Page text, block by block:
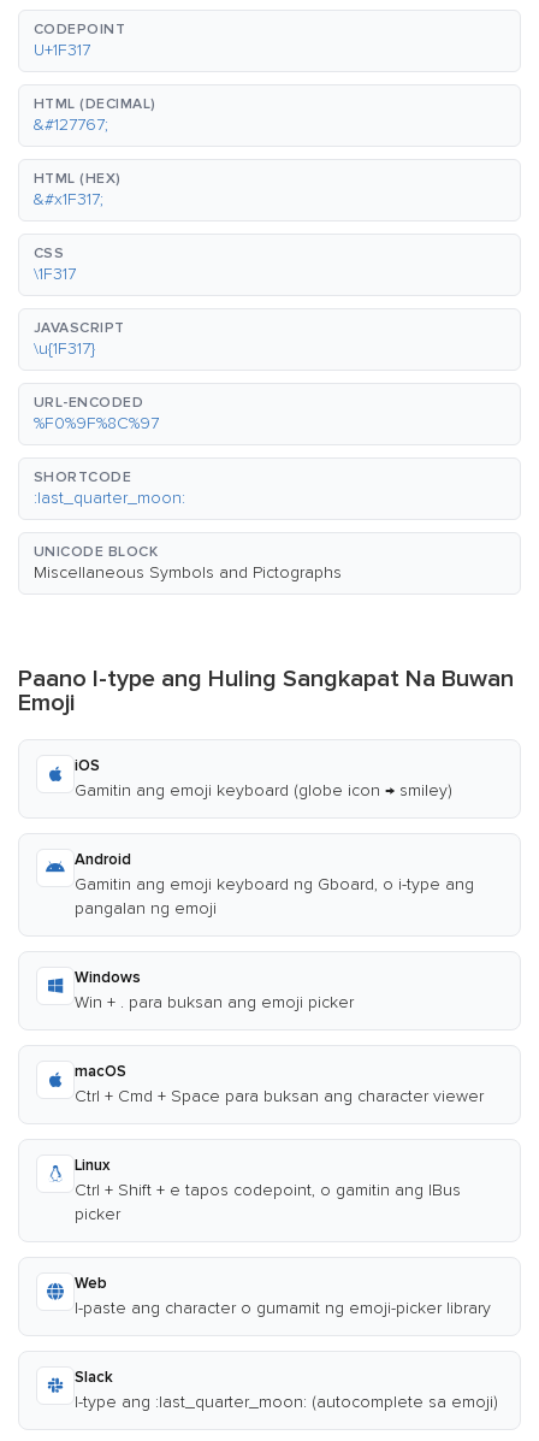
CODEPOINT
U+1F317
HTML (DECIMAL)
&#127767;
HTML (HEX)
&#x1F317;
CSS
\1F317
JAVASCRIPT
\u{1F317}
URL-ENCODED
%F0%9F%8C%97
SHORTCODE
:last_quarter_moon:
UNICODE BLOCK
Miscellaneous Symbols and Pictographs
Paano I-type ang Huling Sangkapat Na Buwan
Emoji
iOS
Gamitin ang emoji keyboard (globe icon → smiley)
Android
Gamitin ang emoji keyboard ng Gboard, o i-type ang
pangalan ng emoji
Windows
Win + . para buksan ang emoji picker
macOS
Ctrl + Cmd + Space para buksan ang character viewer
Linux
Ctrl + Shift + e tapos codepoint, o gamitin ang IBus
picker
Web
I-paste ang character o gumamit ng emoji-picker library
Slack
I-type ang :last_quarter_moon: (autocomplete sa emoji)